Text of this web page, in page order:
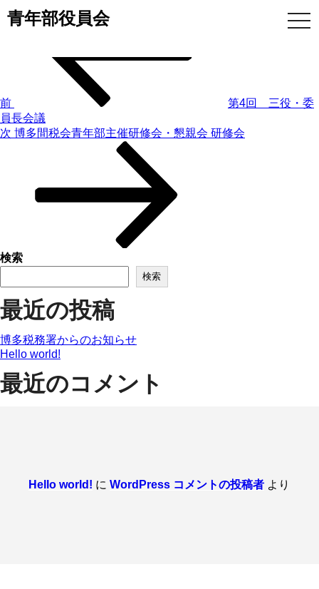
青年部役員会
投
ビ
ゲ
ン
の
前
第4回 三役・委
員長会議
次
次 博多間税会青年部主催研修会・懇親会 研修会
検索
検索
最近の投稿
博多税務署からのお知らせ
Hello world!
最近のコメント
Hello world! に WordPress コメントの投稿者 より